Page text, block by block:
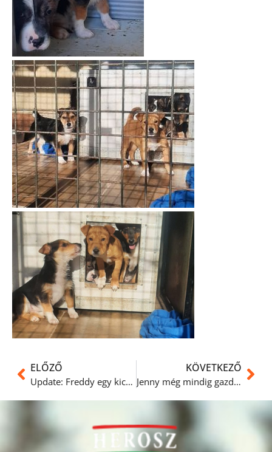
ELŐZŐ
Update: Freddy egy kicsit elutazott a menhelyről
KÖVETKEZŐ
Jenny még mindig gazdit keres